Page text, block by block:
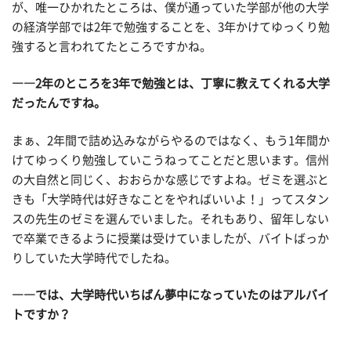
が、唯一ひかれたところは、僕が通っていた学部が他の大学
の経済学部では2年で勉強することを、3年かけてゆっくり勉
強すると言われてたところですかね。
――2年のところを3年で勉強とは、丁寧に教えてくれる大学
だったんですね。
まぁ、2年間で詰め込みながらやるのではなく、もう1年間か
けてゆっくり勉強していこうねってことだと思います。信州
の大自然と同じく、おおらかな感じですよね。ゼミを選ぶと
きも「大学時代は好きなことをやればいいよ！」ってスタン
スの先生のゼミを選んでいました。それもあり、留年しない
で卒業できるように授業は受けていましたが、バイトばっか
りしていた大学時代でしたね。
――では、大学時代いちばん夢中になっていたのはアルバイ
トですか？